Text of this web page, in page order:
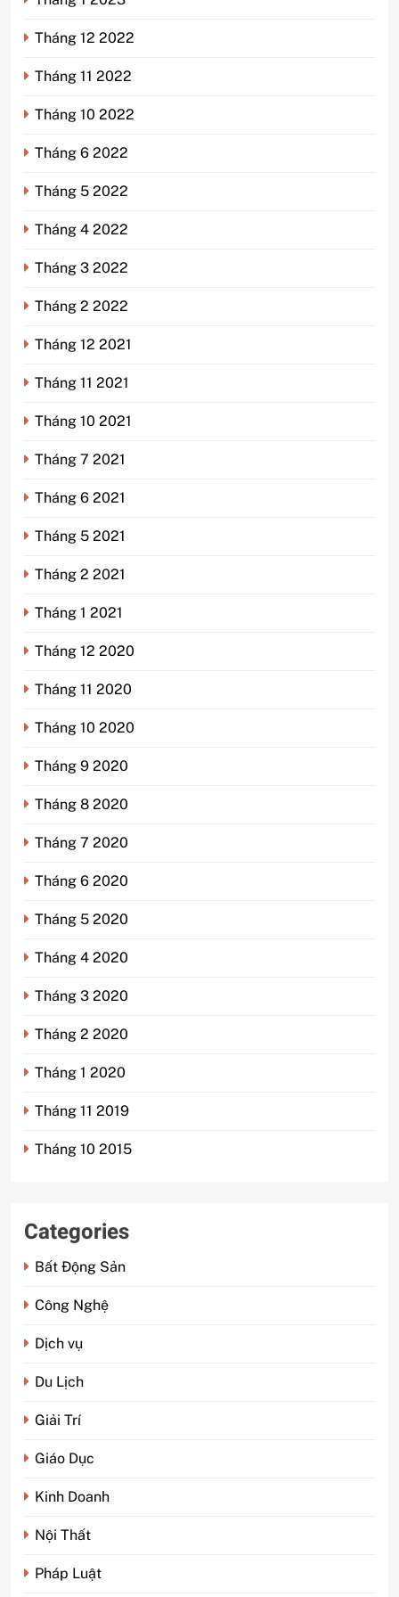
Tháng 12 2022
Tháng 11 2022
Tháng 10 2022
Tháng 6 2022
Tháng 5 2022
Tháng 4 2022
Tháng 3 2022
Tháng 2 2022
Tháng 12 2021
Tháng 11 2021
Tháng 10 2021
Tháng 7 2021
Tháng 6 2021
Tháng 5 2021
Tháng 2 2021
Tháng 1 2021
Tháng 12 2020
Tháng 11 2020
Tháng 10 2020
Tháng 9 2020
Tháng 8 2020
Tháng 7 2020
Tháng 6 2020
Tháng 5 2020
Tháng 4 2020
Tháng 3 2020
Tháng 2 2020
Tháng 1 2020
Tháng 11 2019
Tháng 10 2015
Categories
Bất Động Sản
Công Nghệ
Dịch vụ
Du Lịch
Giải Trí
Giáo Dục
Kinh Doanh
Nội Thất
Pháp Luật